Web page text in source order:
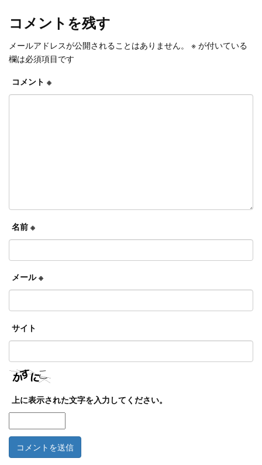
コメントを残す
メールアドレスが公開されることはありません。 ※ が付いている
欄は必須項目です
コメント ※
名前 ※
メール※
サイト
上に表示された文字を入力してください。